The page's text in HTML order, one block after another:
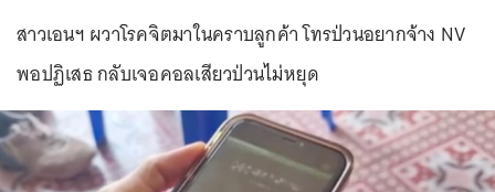
สาวเอนฯ ผวาโรคจิตมาในคราบลูกค้า โทรป่วนอยากจ้าง NV
พอปฏิเสธ กลับเจอคอลเสียวป่วนไม่หยุด